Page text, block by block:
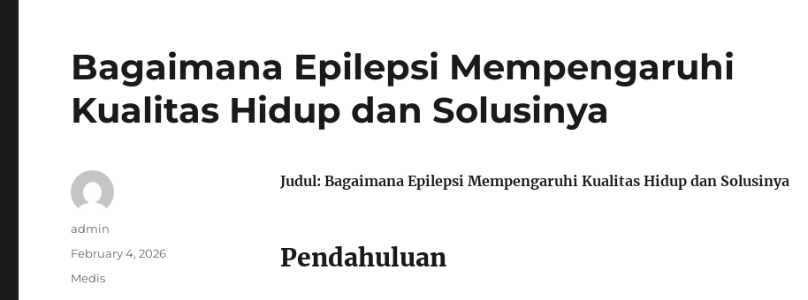
Bagaimana Epilepsi Mempengaruhi
Kualitas Hidup dan Solusinya
Judul: Bagaimana Epilepsi Mempengaruhi Kualitas Hidup dan Solusinya
Pendahuluan
Author
admin
Posted
February 4, 2026
Categories
Medis